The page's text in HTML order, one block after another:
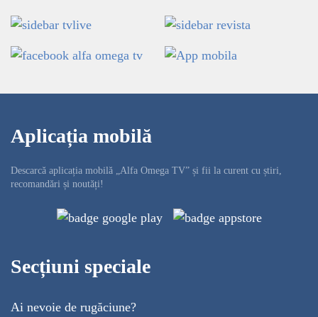
Aplicația mobilă
Descarcă aplicația mobilă „Alfa Omega TV” și fii la curent cu știri,
recomandări și noutăți!
Secțiuni speciale
Ai nevoie de rugăciune?